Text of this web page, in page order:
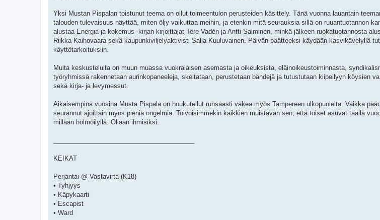
Yksi Mustan Pispalan toistunut teema on ollut toimeentulon perusteiden käsittely. Tänä vuonna lauantain
talouden tulevaisuus näyttää, miten öljy vaikuttaa meihin, ja etenkin mitä seurauksia sillä on ruuantuotannon
alustaa Energia ja kokemus -kirjan kirjoittajat Tere Vadén ja Antti Salminen, minkä jälkeen ruokatuotannosta
Riikka Kaihovaara sekä kaupunkiviljelyaktivisti Salla Kuuluvainen. Päivän päätteeksi käydään kasvikävelyllä
käyttötarkoituksiin.
Muita keskusteluita on muun muassa vuokralaisen asemasta ja oikeuksista, eläinoikeustoiminnasta,
työryhmissä rakennetaan aurinkopaneeleja, skeitataan, perustetaan bändejä ja tutustutaan kiipeilyyn köysien
sekä kirja- ja levymessut.
Aikaisempina vuosina Musta Pispala on houkutellut runsaasti väkeä myös Tampereen ulkopuolelta. Vaikka
seurannut ajoittain myös pieniä ongelmia. Toivoisimmekin kaikkien muistavan sen, että toiset asuvat täällä
millään hölmöilyllä. Ollaan ihmisiksi.
KEIKAT
Perjantai @ Vastavirta (K18)
• Tyhjyys
• Käpykaarti
• Escapist
• Ward